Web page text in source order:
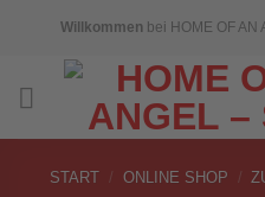
Willkommen bei HOME OF
START / ONLINE SHOP /